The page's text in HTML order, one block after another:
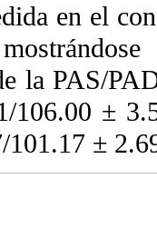
en el
la PAS/
106.00 ±
±